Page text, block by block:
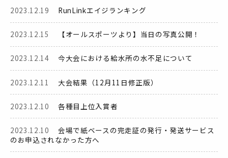
2023.12.19 RunLinkエイジランキング
2023.12.15 【オールスポーツより】当日の写真公開！
2023.12.14 今大会における給水所の水不足について
2023.12.11 大会結果（12月11日修正版）
2023.12.10 各種目上位入賞者
2023.12.10
会場で紙ベースの完走証の発行・発送サービス
のお申込されなかった方へ